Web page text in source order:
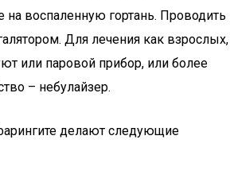
на воспаленную гортань. Проводить
Для лечения как взрослых,
или паровой прибор, или более
– небулайзер.
делают следующие